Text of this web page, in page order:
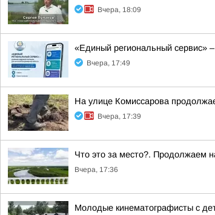
Вчера, 18:09
«Единый региональный сервис»
Вчера, 17:49
На улице Комиссарова
Вчера, 17:39
Что это за место?. Продолжаем
Вчера, 17:36
Молодые кинематографисты с